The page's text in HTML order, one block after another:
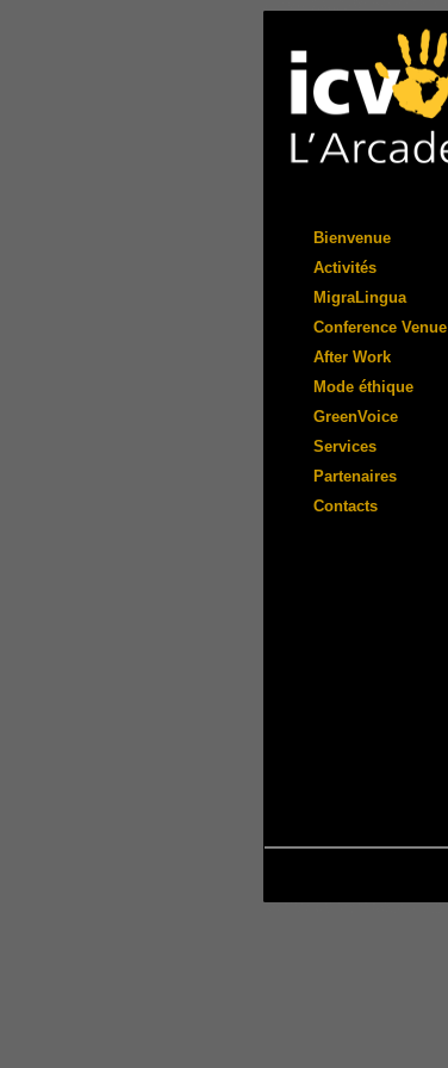
Bienvenue
Activités
MigraLingua
Conference Venue
After Work
Mode éthique
GreenVoice
Services
Partenaires
Contacts